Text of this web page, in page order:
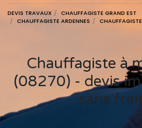
DEVIS TRAVAUX
CHAUFFAGISTE GRAND EST
CHAUFFAGISTE ARDENNES
Chauffagiste à mesmont
(08270) - devis
sans